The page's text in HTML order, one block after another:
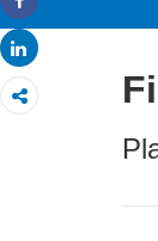
Share
Share